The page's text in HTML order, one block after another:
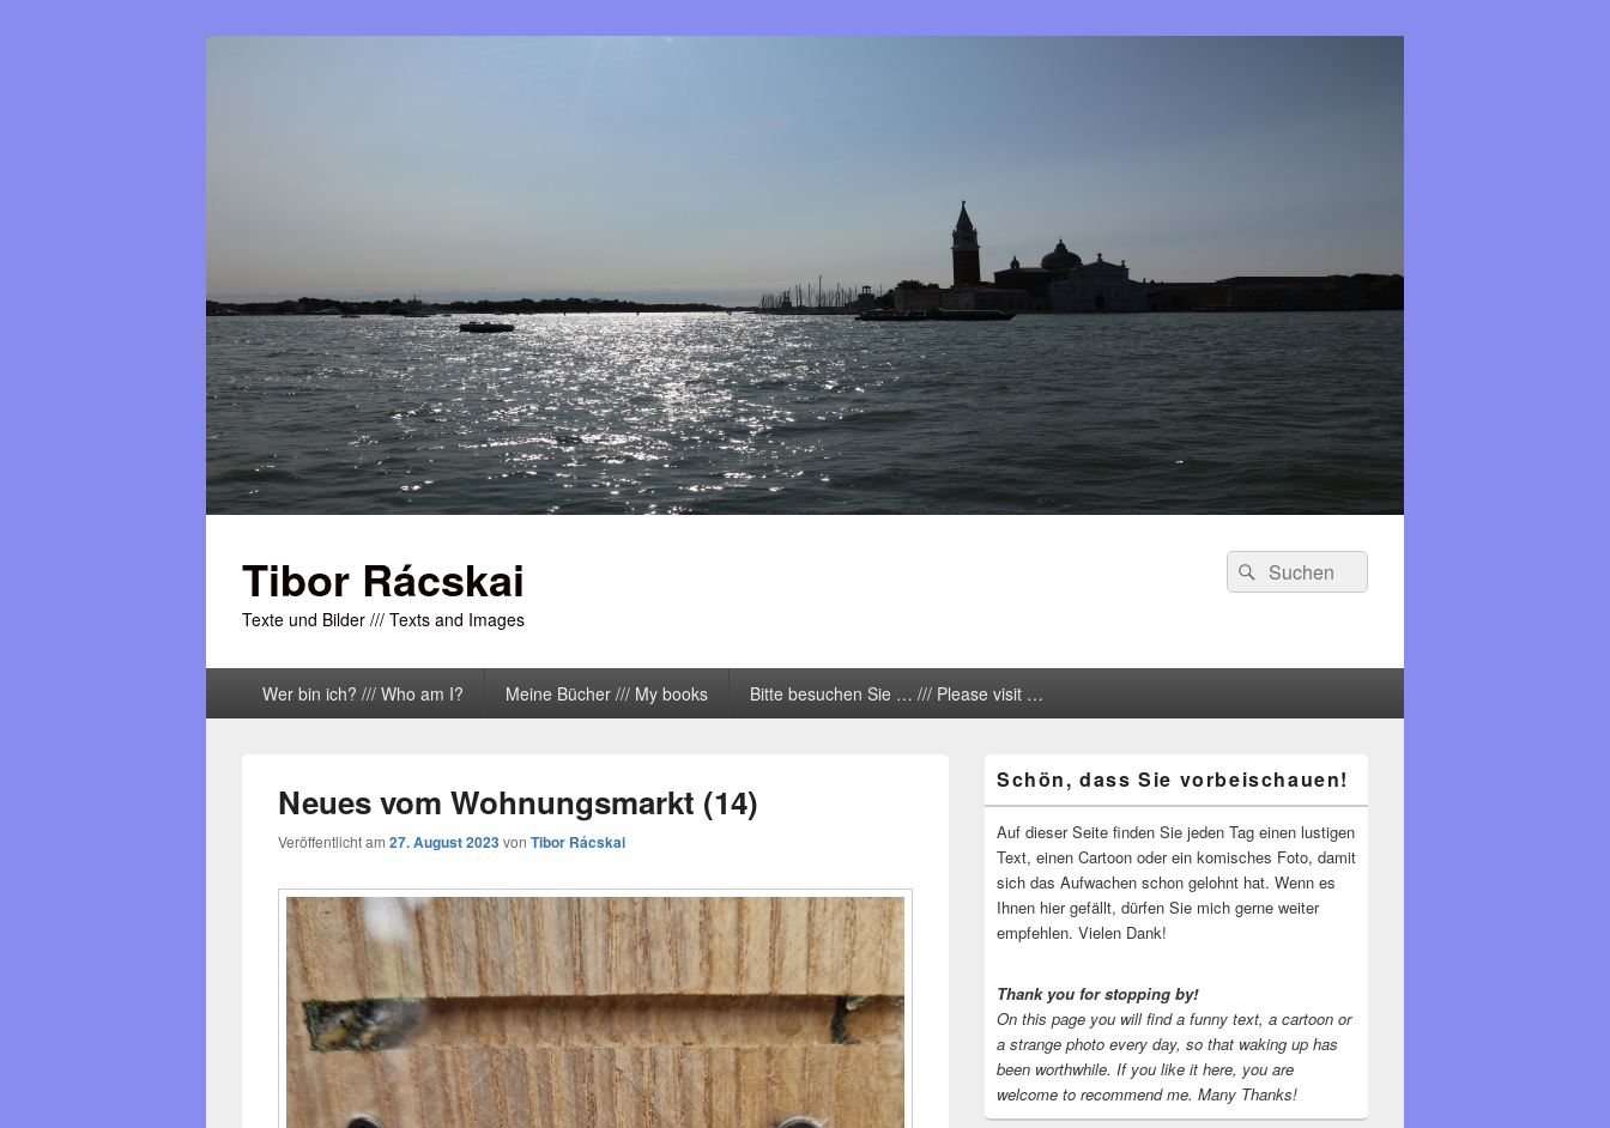
Tibor Rácskai
Texte und Bilder /// Texts and Images
Suchen
nach:
Suchen
Wer bin ich? /// Who am I? Meine Bücher /// My books Bitte besuchen Sie … /// Please visit …
Neues vom Wohnungsmarkt (14)
Veröffentlicht am 27. August 2023von Tibor Rácskai
Seitenleisten-
Widgetbereich
Schön, dass Sie vorbeischauen!
Auf dieser Seite finden Sie jeden Tag einen lustigen
Text, einen Cartoon oder ein komisches Foto, damit
sich das Aufwachen schon gelohnt hat. Wenn es
Ihnen hier gefällt, dürfen Sie mich gerne weiter
empfehlen. Vielen Dank!
Thank you for stopping by!
On this page you will find a funny text, a cartoon or
a strange photo every day, so that waking up has
been worthwhile. If you like it here, you are
welcome to recommend me. Many Thanks!